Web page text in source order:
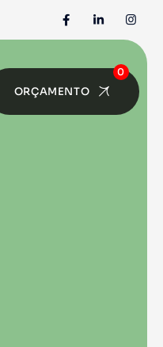
ORÇAMENTO
0